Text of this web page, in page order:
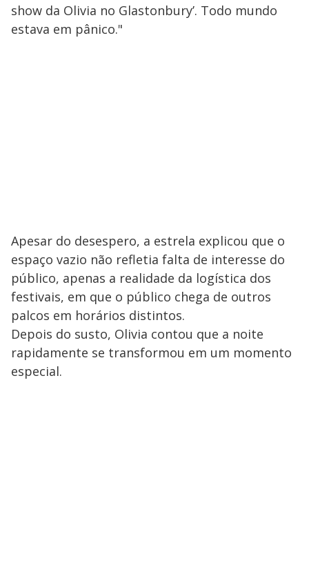
show da Olivia no Glastonbury’. Todo mundo
estava em pânico."
Apesar do desespero, a estrela explicou que o
espaço vazio não refletia falta de interesse do
público, apenas a realidade da logística dos
festivais, em que o público chega de outros
palcos em horários distintos.
Depois do susto, Olivia contou que a noite
rapidamente se transformou em um momento
especial.